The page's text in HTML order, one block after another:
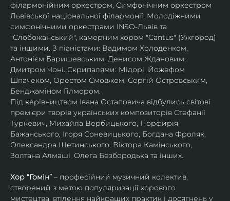
філармонійним оркестром, Симфонічним оркестром
Львівської національної філармонії, Молодіжними
симфонічними оркестрами INSO-Львів та
"Слобожанський", камерним хором "Cantus" (Ужгород)
та іншими. З піаністами: Вадимом Холоденком,
Антонієм Баришевським, Денисом Ждановим,
Дмитром Чоні. Скрипалями: Мідорі, Йожефом
Шпачеком, Орестом Смовжем, Сергій Островським,
Бенджаміном Гілмором.
Під керівництвом Івана Остаповича відбулись світові
прем’єри творів українських композиторів Стефанії
Туркевич, Михайла Вербицького, Порфирія
Бажанського, Ігоря Соневицького, Богдана Фроляк,
Олександра Щетинського, Віктора Камінського,
Золтана Алмаші, Олега Безбородька та інших.
Хор “Гомін” – професійний музичний колектив,
створений з метою популяризації хорового
мистецтва, втілення найкращих практик і досягнень у